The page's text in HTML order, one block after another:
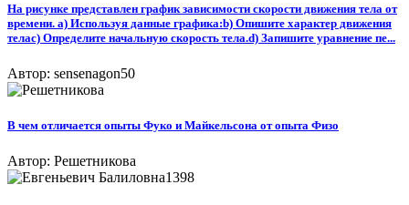
На рисунке представлен график зависимости скорости движения тела от
времени. a) Используя данные графика:b) Опишите характер движения
телаc) Определите начальную скорость тела.d) Запишите уравнение пе...
Автор: sensenagon50
В чем отличается опыты Фуко и Майкельсона от опыта Физо​
Автор: Решетникова